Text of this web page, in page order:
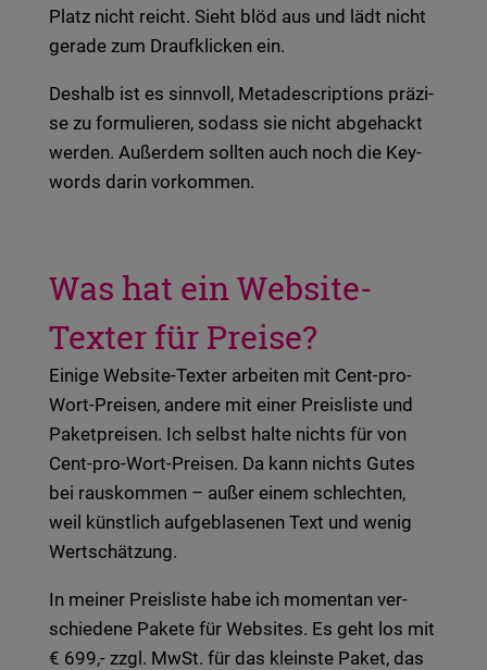
Platz nicht reicht. Sieht blöd aus und lädt nicht
gera­de zum Drauf­kli­cken ein.
Des­halb ist es sinn­voll, Meta­de­scrip­ti­ons prä­zi­
se zu for­mu­lie­ren, sodass sie nicht abge­hackt
wer­den. Außer­dem soll­ten auch noch die Key­
words darin vor­kom­men.
Was hat ein Website-
Texter für Preise?
Eini­ge Web­site-Tex­ter arbei­ten mit Cent-pro-
Wort-Prei­sen, ande­re mit einer Preis­lis­te und
Paket­prei­sen. Ich selbst halte nichts für von
Cent-pro-Wort-Prei­sen. Da kann nichts Gutes
bei raus­kom­men – außer einem schlech­ten,
weil künst­lich auf­ge­bla­se­nen Text und wenig
Wert­schät­zung.
In mei­ner Preis­lis­te habe ich momen­tan ver­
schie­de­ne Pake­te für Web­sites. Es geht los mit
€ 699,- zzgl. MwSt. für das kleins­te Paket, das